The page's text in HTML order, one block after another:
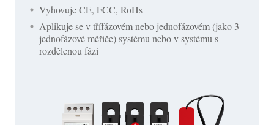
Vyhovuje CE, FCC, RoHs
Aplikuje se v třífázovém nebo jednofázovém (jako 3
jednofázové měřiče) systému nebo v systému s
rozdělenou fází